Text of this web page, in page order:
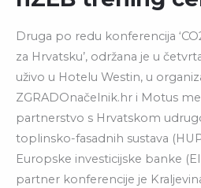
Druga po redu konferencija
za Hrvatsku’, održana je u
uživo u Hotelu Westin, u
ZGRADOnačelnik.hr i Motus
partnerstvo s Hrvatskom
toplinsko-fasadnih sustava
Europske investicijske banke
partner konferencije je